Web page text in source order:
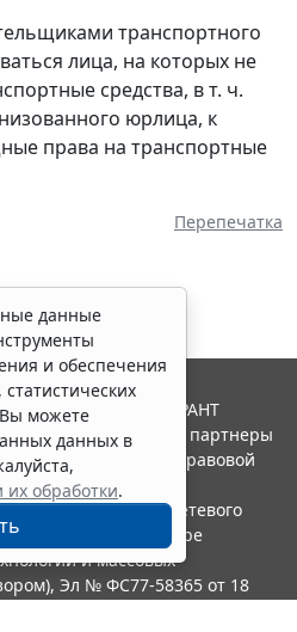
транспортного
лица, на которых не
средства, в т. ч.
юрлица, к
права на транспортные
Перепечатка
данные
и обеспечения
можете
данных в
их обработки.
2026. Система ГАРАНТ
"Гарант" и ее партнеры
ассоциации правовой
в качестве сетевого
по надзору в сфере
и массовых
Эл № ФС77-58365 от 18